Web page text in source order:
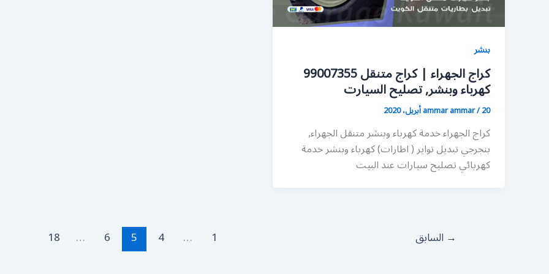
بنشر
كراج الجهراء | كراج متنقل 99007355
كهرباء وبنشر, تصليح السيارت
ammar ammar/20 أبريل، 2020
كراج الجهراء خدمة كهرباء وبنشر متنقل الجهراء,
بنجرجي تبديل تواير ( اطارات) كهرباء وبنشر خدمة
كهربائي تصليح سيارات عند البيت
→ السابق 1
…
4
5
6
…
18